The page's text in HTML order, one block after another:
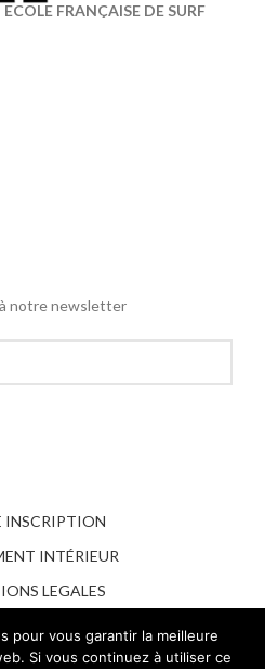
ECOLE FRANÇAISE DE SURF
notre newsletter
INSCRIPTION
INTÉRIEUR
LEGALES
pour vous garantir la meilleure
Si vous continuez à utiliser ce